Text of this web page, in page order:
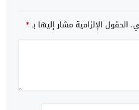
الحقول الإلزامية مشار إليها بـ*